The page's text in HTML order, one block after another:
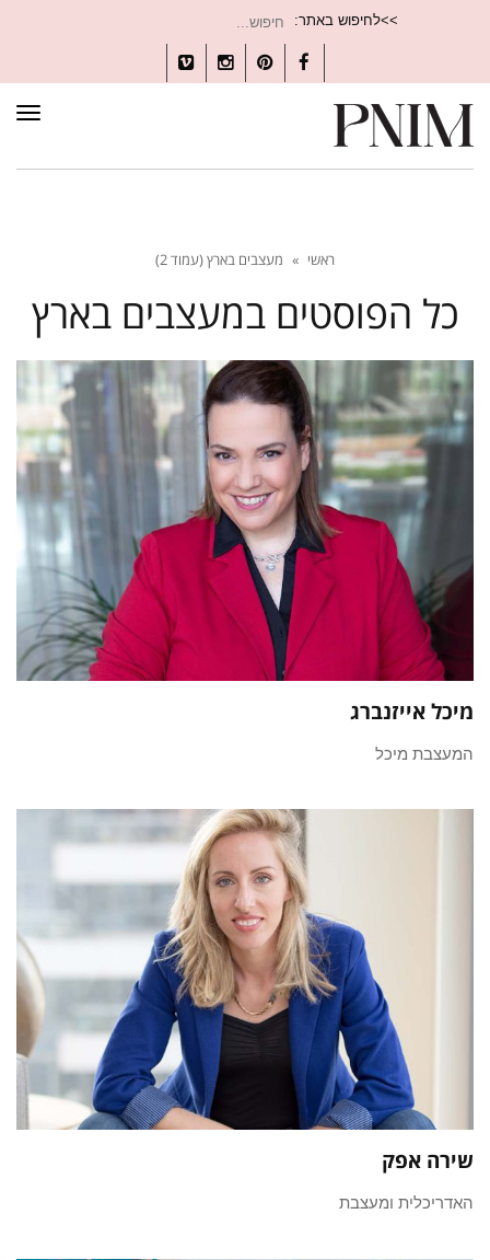
>>לחיפוש באתר:
עבור:
Facebook
Pinterest
Instagram
Vimeo
ראשי » מעצבים בארץ (עמוד 2)
כל הפוסטים במעצבים בארץ
מיכל אייזנברג
המעצבת מיכל
שירה אפק
האדריכלית ומעצבת